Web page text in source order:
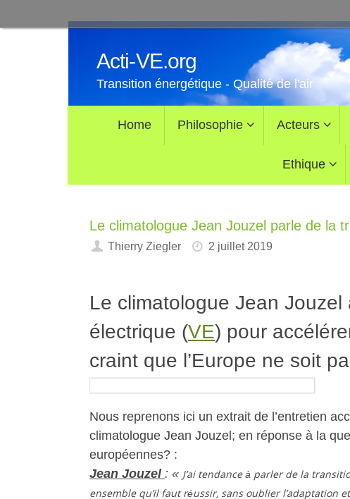
Passer
Acti-VE.org
Transition énergétique - Qualité de l'air
Home Philosophie Acteurs
Ethique
Le climatologue Jean Jouzel parle de la
Thierry Ziegler 2 juillet 2019
Le climatologue Jean
électrique (VE) pour
craint que l’Europe ne soit
Nous reprenons ici un extrait de l’entretien
climatologue Jean Jouzel; en réponse à la
européennes? :
Jean Jouzel : « J’ai tendance à parler de la
ensemble qu’il faut réussir, sans oublier l’adaptation